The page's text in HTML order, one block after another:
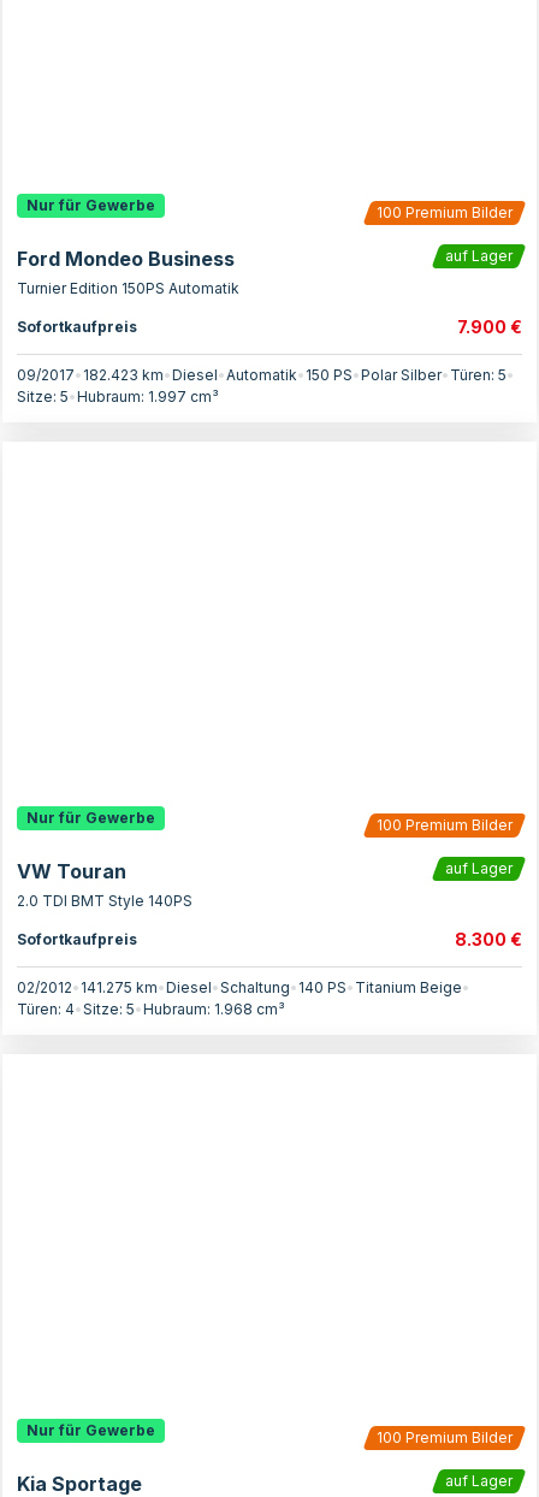
100 Premium Bilder
Nur für Gewerbe
Ford Mondeo Business
auf Lager
Turnier Edition 150PS Automatik
Sofortkaufpreis 7.900 €
09/2017• 182.423 km•Diesel•Automatik• 150 PS•Polar Silber• Türen: 5•
Sitze: 5•Hubraum: 1.997 cm³
100 Premium Bilder
Nur für Gewerbe
VW Touran
auf Lager
2.0 TDI BMT Style 140PS
Sofortkaufpreis 8.300 €
02/2012• 141.275 km•Diesel•Schaltung• 140 PS• Titanium Beige•
Türen: 4•Sitze: 5•Hubraum: 1.968 cm³
100 Premium Bilder
Nur für Gewerbe
Kia Sportage
auf Lager